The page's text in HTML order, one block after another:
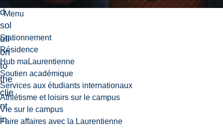
Menu
Stationnement
Résidence
Hub maLaurentienne
Soutien académique
Services aux étudiants internationaux
Athlétisme et loisirs sur le campus
Vie sur le campus
Faire affaires avec la Laurentienne
d
sol
uti
on
to
the
clie
nt
in